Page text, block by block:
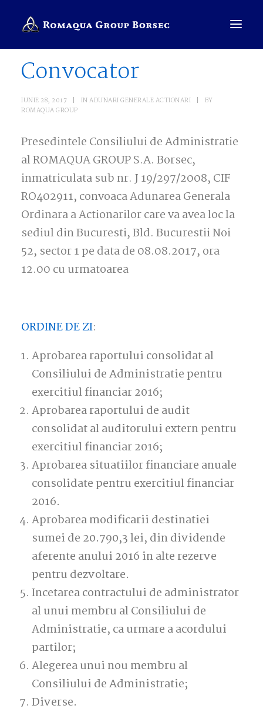
COMPANIE
SALES PRESENTER
ROMÂNĂ
Convocator
IUNIE 28, 2017 | INADUNARI GENERALE ACTIONARI |
BY
ROMAQUA GROUP
Presedintele Consiliului de Administratie
al ROMAQUA GROUP S.A. Borsec,
inmatriculata sub nr. J 19/297/2008, CIF
RO402911, convoaca Adunarea Generala
Ordinara a Actionarilor care va avea loc la
sediul din Bucuresti, Bld. Bucurestii Noi
52, sector 1 pe data de 08.08.2017, ora
12.00 cu urmatoarea
ORDINE DE ZI:
Aprobarea raportului consolidat al
Consiliului de Administratie pentru
exercitiul financiar 2016;
Aprobarea raportului de audit
consolidat al auditorului extern pentru
exercitiul financiar 2016;
Aprobarea situatiilor financiare anuale
consolidate pentru exercitiul financiar
2016.
Aprobarea modificarii destinatiei
sumei de 20.790,3 lei, din dividende
aferente anului 2016 in alte rezerve
pentru dezvoltare.
Incetarea contractului de administrator
al unui membru al Consiliului de
Administratie, ca urmare a acordului
partilor;
Alegerea unui nou membru al
Consiliului de Administratie;
Diverse.